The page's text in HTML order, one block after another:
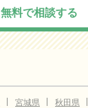
無料で相談する
宮城県 秋田県